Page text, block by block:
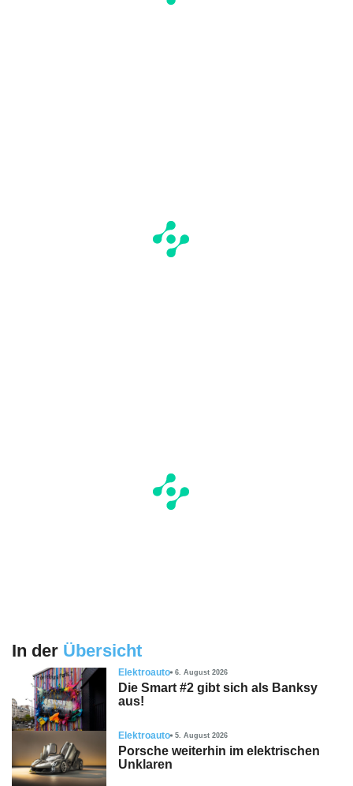
In der Übersicht
Elektroauto 6. August 2026
Die Smart #2 gibt sich als Banksy
aus!
Elektroauto 5. August 2026
Porsche weiterhin im elektrischen
Unklaren